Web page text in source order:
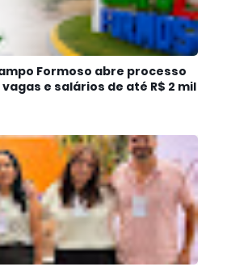
Formoso abre processo
e salários de até R$ 2 mil